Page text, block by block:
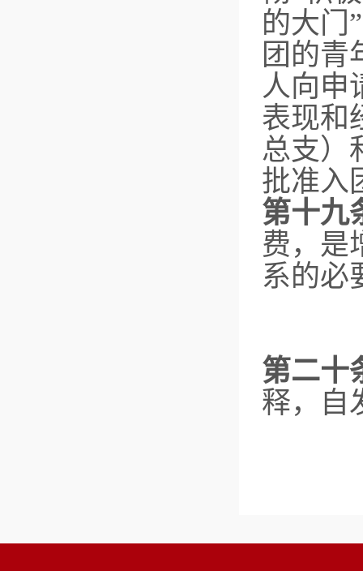
的大门
团的青
人向申
表现和
总支）
批准入
第十九
费，是
系的必
第二十
释，自